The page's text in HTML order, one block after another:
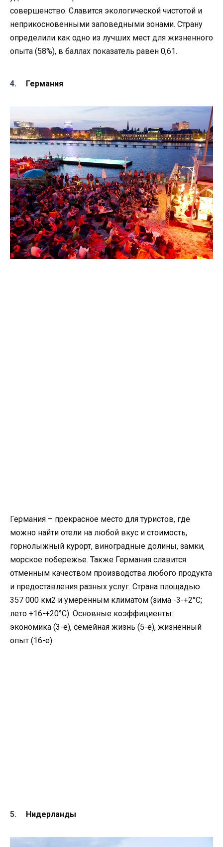
совершенство. Славится экологической чистотой и
неприкосновенными заповедными зонами. Страну
определили как одно из лучших мест для жизненного
опыта (58%), в баллах показатель равен 0,61.
Германия
Германия – прекрасное место для туристов, где
можно найти отели на любой вкус и стоимость,
горнолыжный курорт, виноградные долины, замки,
морское побережье. Также Германия славится
отменным качеством производства любого продукта
и предоставления разных услуг. Страна площадью
357 000 км2 и умеренным климатом (зима -3-+2°С;
лето +16-+20°С). Основные коэффициенты:
экономика (3-е), семейная жизнь (5-е), жизненный
опыт (16-е).
Нидерланды